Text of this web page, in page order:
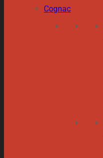
Cognac